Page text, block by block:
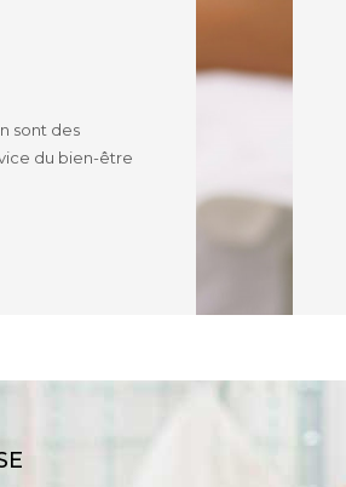
sont des
du bien-être